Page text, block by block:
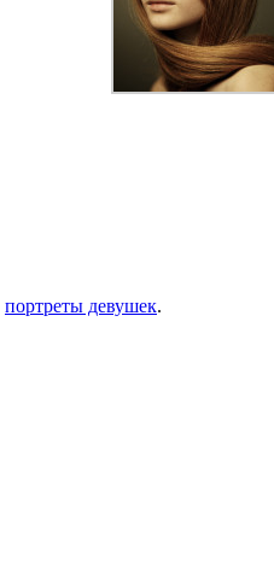
портреты девушек.